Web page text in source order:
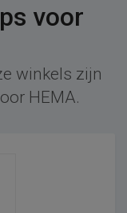
voor
winkels zijn
HEMA.